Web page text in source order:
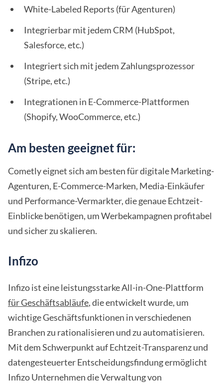
White-Labeled Reports (für Agenturen)
Integrierbar mit jedem CRM (HubSpot,
Salesforce, etc.)
Integriert sich mit jedem Zahlungsprozessor
(Stripe, etc.)
Integrationen in E-Commerce-Plattformen
(Shopify, WooCommerce, etc.)
Am besten geeignet für:
Cometly eignet sich am besten für digitale Marketing-
Agenturen, E-Commerce-Marken, Media-Einkäufer
und Performance-Vermarkter, die genaue Echtzeit-
Einblicke benötigen, um Werbekampagnen profitabel
und sicher zu skalieren.
Infizo
Infizo ist eine leistungsstarke All-in-One-Plattform
für Geschäftsabläufe, die entwickelt wurde, um
wichtige Geschäftsfunktionen in verschiedenen
Branchen zu rationalisieren und zu automatisieren.
Mit dem Schwerpunkt auf Echtzeit-Transparenz und
datengesteuerter Entscheidungsfindung ermöglicht
Infizo Unternehmen die Verwaltung von